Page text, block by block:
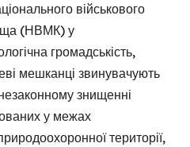
військового
(НВМК) у
громадськість,
мешканці звинувачують
знищенні
у межах
території,